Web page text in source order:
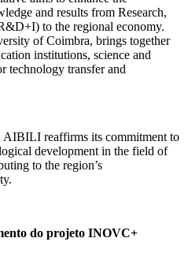
and results from Research,
to the regional economy.
of Coimbra, brings together
institutions, science and
technology transfer and
AIBILI reaffirms its commitment to
development in the field of
to the region’s
do projeto INOVC+